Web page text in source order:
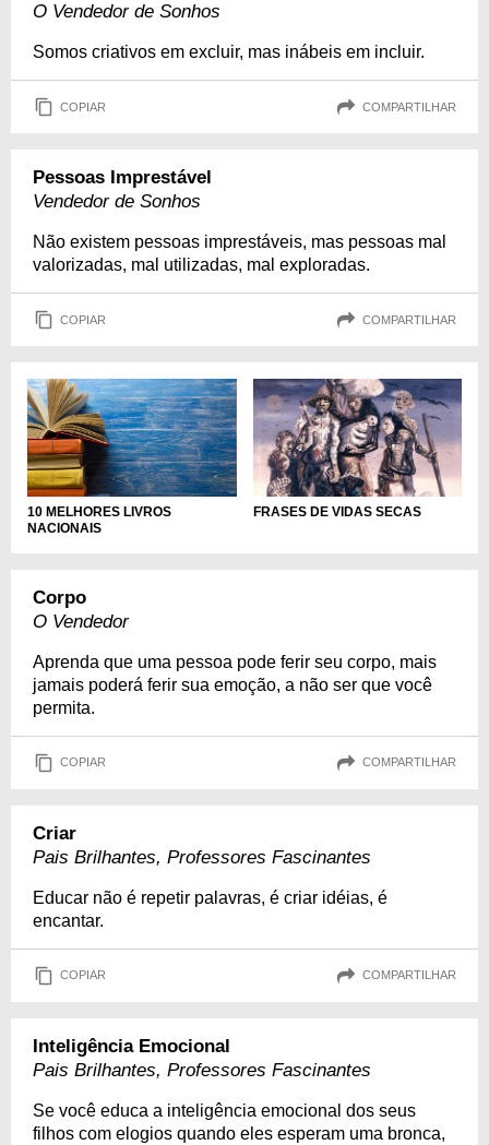
O Vendedor de Sonhos
Somos criativos em excluir, mas inábeis em incluir.
COPIAR COMPARTILHAR
Pessoas Imprestável
Vendedor de Sonhos
Não existem pessoas imprestáveis, mas pessoas mal
valorizadas, mal utilizadas, mal exploradas.
COPIAR COMPARTILHAR
10 MELHORES LIVROS
NACIONAIS
FRASES DE VIDAS SECAS
Corpo
O Vendedor
Aprenda que uma pessoa pode ferir seu corpo, mais
jamais poderá ferir sua emoção, a não ser que você
permita.
COPIAR COMPARTILHAR
Criar
Pais Brilhantes, Professores Fascinantes
Educar não é repetir palavras, é criar idéias, é
encantar.
COPIAR COMPARTILHAR
Inteligência Emocional
Pais Brilhantes, Professores Fascinantes
Se você educa a inteligência emocional dos seus
filhos com elogios quando eles esperam uma bronca,